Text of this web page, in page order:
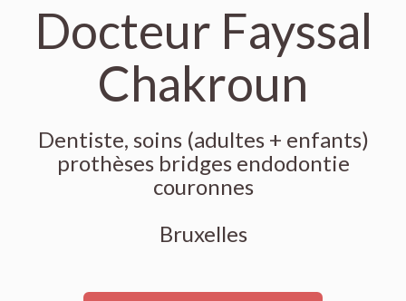
Docteur Fayssal
Chakroun
Dentiste, soins (adultes + enfants)
prothèses bridges endodontie
couronnes
Bruxelles